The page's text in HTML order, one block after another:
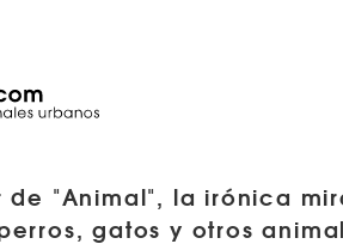
de "Animal", la irónica
gatos y otros